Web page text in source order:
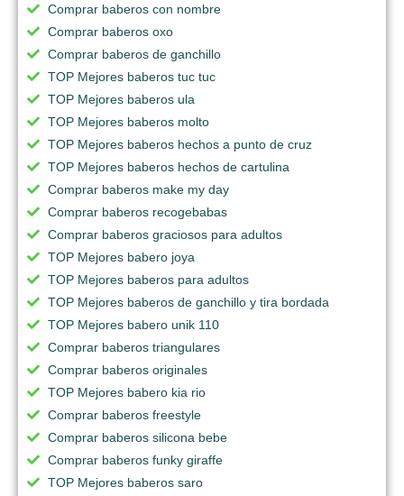
Comprar baberos con nombre
Comprar baberos oxo
Comprar baberos de ganchillo
TOP Mejores baberos tuc tuc
TOP Mejores baberos ula
TOP Mejores baberos molto
TOP Mejores baberos hechos a punto de cruz
TOP Mejores baberos hechos de cartulina
Comprar baberos make my day
Comprar baberos recogebabas
Comprar baberos graciosos para adultos
TOP Mejores babero joya
TOP Mejores baberos para adultos
TOP Mejores baberos de ganchillo y tira bordada
TOP Mejores babero unik 110
Comprar baberos triangulares
Comprar baberos originales
TOP Mejores babero kia rio
Comprar baberos freestyle
Comprar baberos silicona bebe
Comprar baberos funky giraffe
TOP Mejores baberos saro